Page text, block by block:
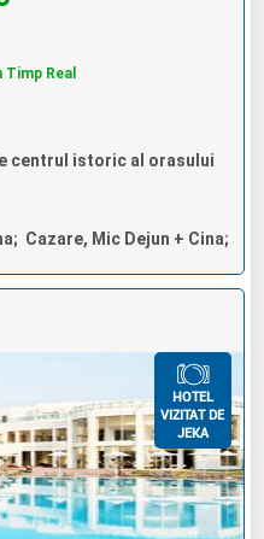
Real
centrul istoric al orasului
Cazare, Mic Dejun + Cina;
HOTEL
VIZITAT DE
JEKA